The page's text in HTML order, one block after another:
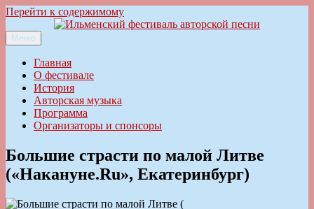
Перейти к содержимому
Ильменский фестиваль авторской песни
Меню
Главная
О фестивале
История
Авторская музыка
Программа
Организаторы и спонсоры
Большие страсти по малой Литве
(«Накануне.Ru», Екатеринбург)